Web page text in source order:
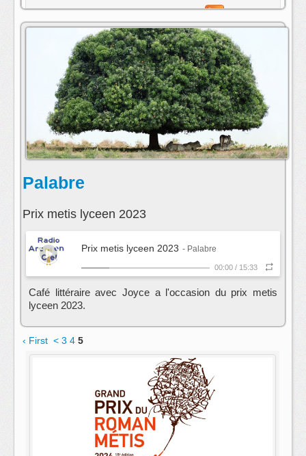
s'abonner au fil rss de cette emission:
Palabre
Prix metis lyceen 2023
Prix metis lyceen 2023 - Palabre
00:00 / 15:33
Café littéraire avec Joyce a l'occasion du prix metis
lyceen 2023.
‹ First < 3 4 5